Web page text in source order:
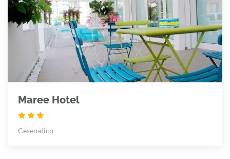
Maree Hotel
Cesenatico